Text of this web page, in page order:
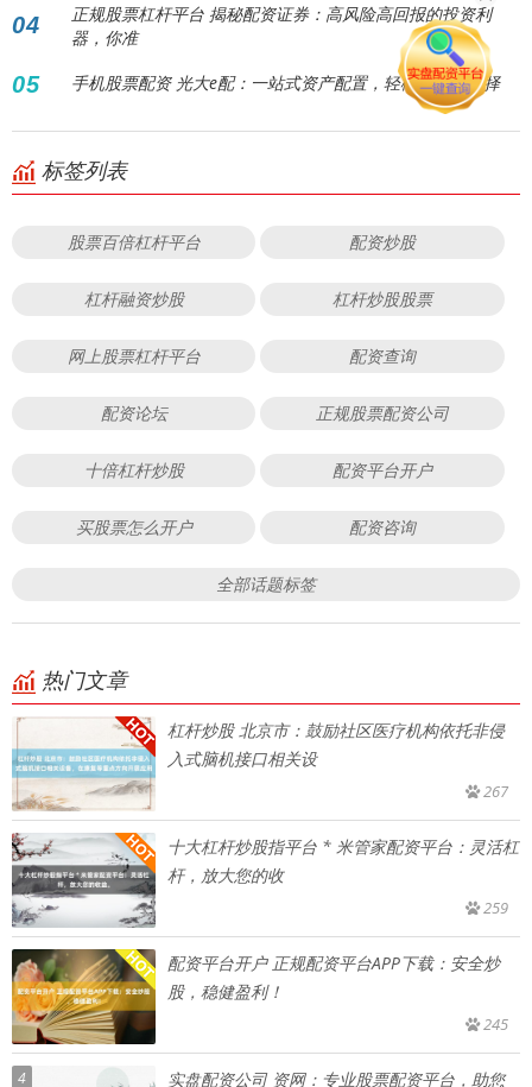
04
正规股票杠杆平台 揭秘配资证券：高风险高回报的投资利
器，你准
05 手机股票配资 光大e配：一站式资产配置，轻松理财新选择
标签列表
股票百倍杠杆平台 配资炒股
杠杆融资炒股 杠杆炒股股票
网上股票杠杆平台 配资查询
配资论坛 正规股票配资公司
十倍杠杆炒股 配资平台开户
买股票怎么开户 配资咨询
全部话题标签
热门文章
杠杆炒股 北京市：鼓励社区医疗机构依托非侵
入式脑机接口相关设
267
十大杠杆炒股指平台 * 米管家配资平台：灵活杠
杆，放大您的收
259
配资平台开户 正规配资平台APP下载：安全炒
股，稳健盈利！
245
4 实盘配资公司 资网：专业股票配资平台，助您